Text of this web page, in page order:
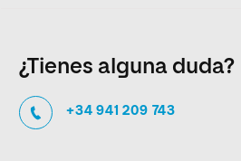
¿Tienes alguna duda?
+34 941 209 743